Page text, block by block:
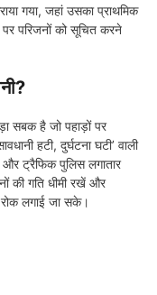
गया, जहां उसका प्राथमिक
परिजनों को सूचित करने
सबक है जो पहाड़ों पर
हटी, दुर्घटना घटी’ वाली
ट्रैफिक पुलिस लगातार
की गति धीमी रखें और
लगाई जा सके।